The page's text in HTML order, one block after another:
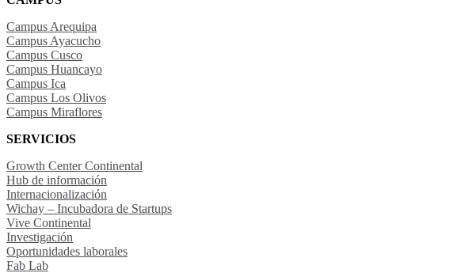
Campus Arequipa
Campus Ayacucho
Campus Cusco
Campus Huancayo
Campus Ica
Campus Los Olivos
Campus Miraflores
SERVICIOS
Growth Center Continental
Hub de información
Internacionalización
Wichay – Incubadora de Startups
Vive Continental
Investigación
Oportunidades laborales
Fab Lab